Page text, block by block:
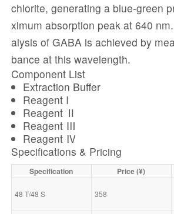
chlorite, generating a blue-green
ximum absorption peak at 640
alysis of GABA is achieved by
bance at this wavelength.
Component List
Extraction Buffer
Reagent I
Reagent Ⅱ
Reagent Ⅲ
Reagent Ⅳ
Specifications & Pricing
Specification Price (¥)
48 T/48 S 358